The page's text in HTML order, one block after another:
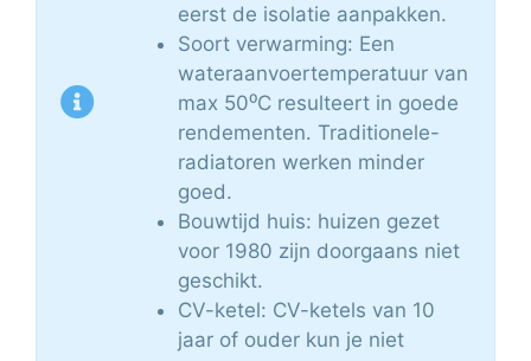
eerst de isolatie aanpakken.
Soort verwarming: Een
wateraanvoertemperatuur van
max 50⁰C resulteert in goede
rendementen. Traditionele-
radiatoren werken minder
goed.
Bouwtijd huis: huizen gezet
voor 1980 zijn doorgaans niet
geschikt.
CV-ketel: CV-ketels van 10
jaar of ouder kun je niet